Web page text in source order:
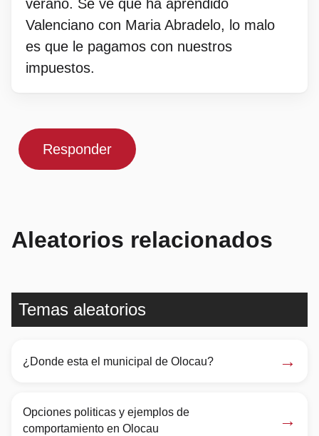
verano. Se ve que ha aprendido
Valenciano con Maria Abradelo, lo malo
es que le pagamos con nuestros
impuestos.
Responder
Aleatorios relacionados
Temas aleatorios
¿Donde esta el municipal de Olocau? →
Opciones politicas y ejemplos de
comportamiento en Olocau
→